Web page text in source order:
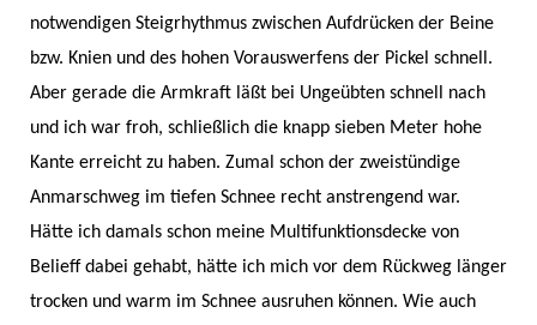
notwendigen Steigrhythmus zwischen Aufdrücken der Beine
bzw. Knien und des hohen Vorauswerfens der Pickel schnell.
Aber gerade die Armkraft läßt bei Ungeübten schnell nach
und ich war froh, schließlich die knapp sieben Meter hohe
Kante erreicht zu haben. Zumal schon der zweistündige
Anmarschweg im tiefen Schnee recht anstrengend war.
Hätte ich damals schon meine Multifunktionsdecke von
Belieff dabei gehabt, hätte ich mich vor dem Rückweg länger
trocken und warm im Schnee ausruhen können. Wie auch